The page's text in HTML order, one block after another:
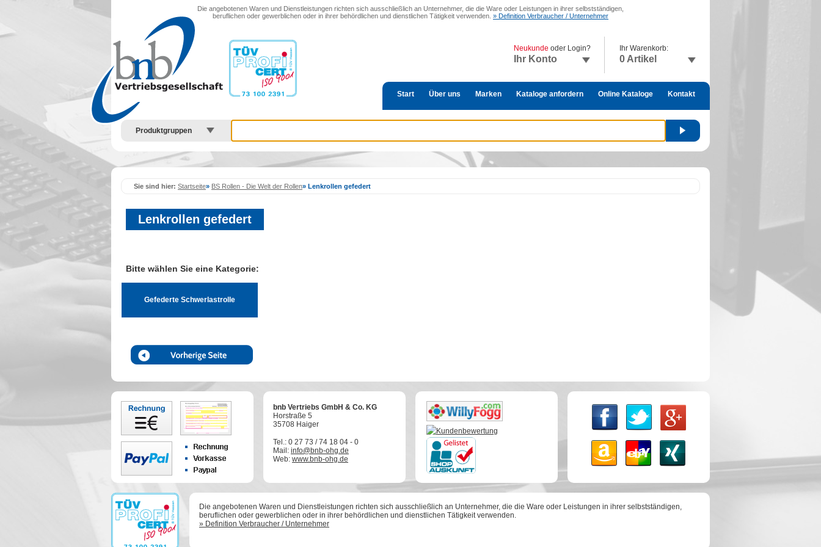
Die angebotenen Waren und Dienstleistungen richten sich ausschließlich an Unternehmer, die die Ware oder Leistungen in ihrer selbstständigen,
beruflichen oder gewerblichen oder in ihrer behördlichen und dienstlichen Tätigkeit verwenden. » Definition Verbraucher / Unternehmer
Start Über uns Marken Kataloge anfordern Online Kataloge Kontakt
Neukunde oder Login?
Ihr Konto
Ihr Warenkorb:
0 Artikel
Produktgruppen
Sie sind hier: Startseite» BS Rollen - Die Welt der Rollen» Lenkrollen gefedert
Lenkrollen gefedert
Bitte wählen Sie eine Kategorie:
Gefederte Schwerlastrolle
bnb Vertriebs GmbH & Co. KG
Horstraße 5
35708 Haiger
Tel.: 0 27 73 / 74 18 04 - 0
Mail: info@bnb-ohg.de
Web: www.bnb-ohg.de
Die angebotenen Waren und Dienstleistungen richten sich ausschließlich an Unternehmer, die die Ware oder Leistungen in ihrer selbstständigen,
beruflichen oder gewerblichen oder in ihrer behördlichen und dienstlichen Tätigkeit verwenden.
» Definition Verbraucher / Unternehmer